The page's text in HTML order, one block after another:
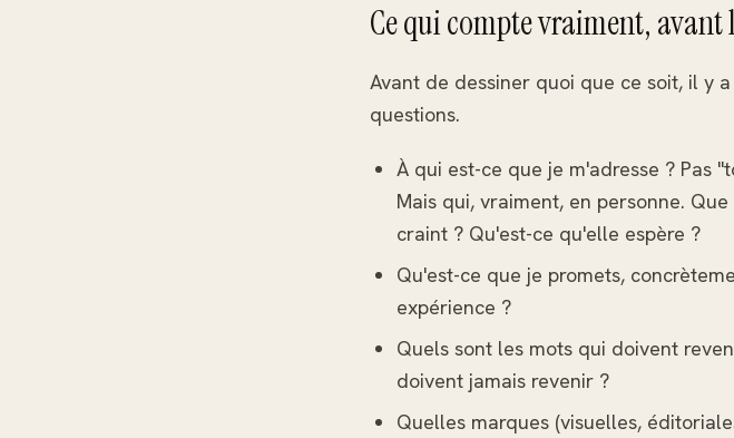
Ce qui compte vraiment, avant
Avant de dessiner quoi que ce soit, il y
questions.
À qui est-ce que je m'adresse ? Pas
Mais qui, vraiment, en personne.
craint ? Qu'est-ce qu'elle espère ?
Qu'est-ce que je promets,
expérience ?
Quels sont les mots qui doivent
doivent jamais revenir ?
Quelles marques (visuelles,